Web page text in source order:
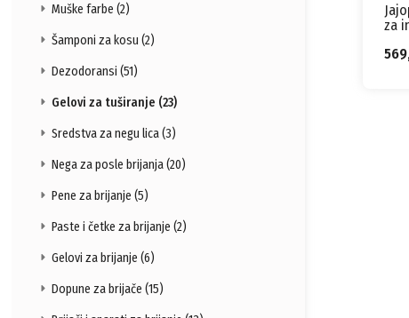
Muške farbe (2)
Šamponi za kosu (2)
Dezodoransi (51)
Gelovi za tuširanje (23)
Sredstva za negu lica (3)
Nega za posle brijanja (20)
Pene za brijanje (5)
Paste i četke za brijanje (2)
Gelovi za brijanje (6)
Dopune za brijače (15)
za